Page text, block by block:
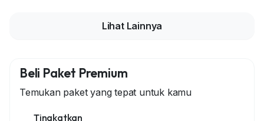
Lihat Lainnya
Beli Paket Premium
Temukan paket yang tepat untuk kamu
Tingkatkan